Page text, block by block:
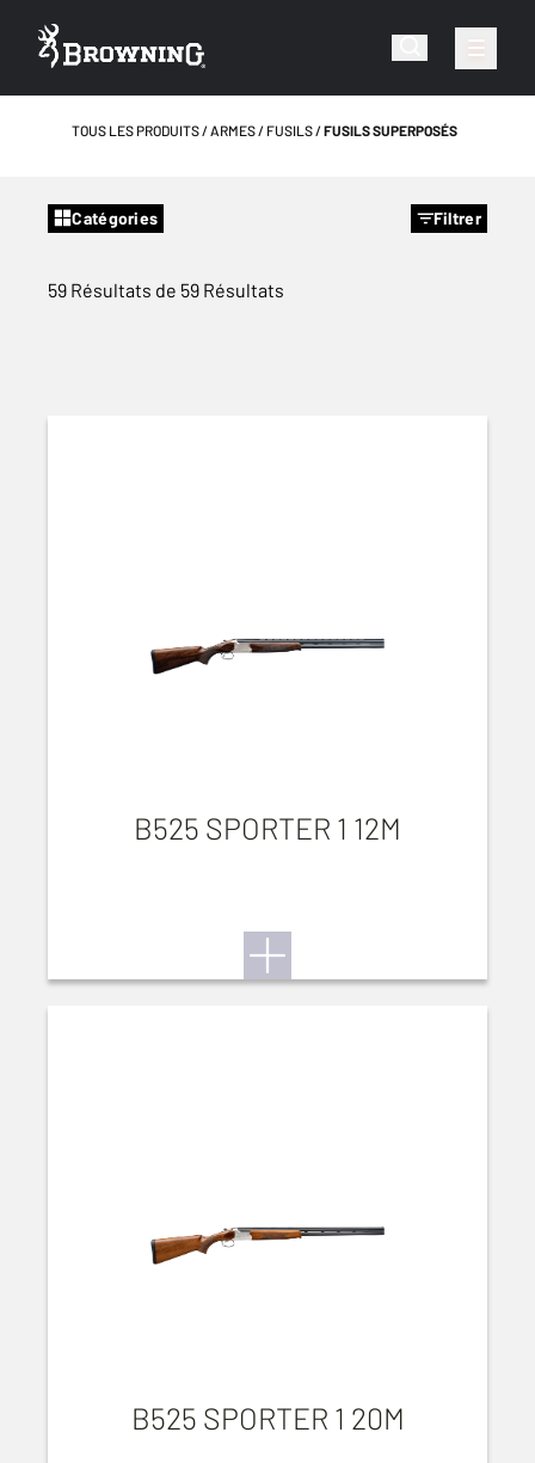
TOUS LES PRODUITS ARMES FUSILS FUSILS SUPERPOSÉS
Catégories Filtrer
59 Résultats de 59 Résultats
B525 SPORTER 1 12M
B525 SPORTER 1 20M